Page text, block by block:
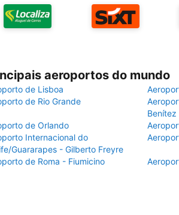
aeroportos do mundo
de Lisboa
de Rio Grande
Benítez
de Orlando
Internacional do
Guararapes - Gilberto Freyre
de Roma - Fiumicino